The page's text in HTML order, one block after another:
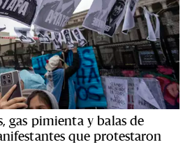
gas pimienta y balas de
que protestaron